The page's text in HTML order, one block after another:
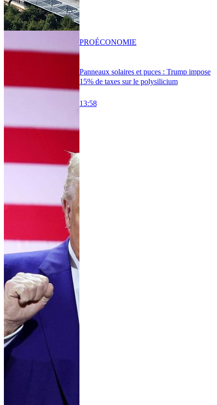
Panneaux solaires et puces : Trump impose
15% de taxes sur le polysilicium
13:58
PROÉCONOMIE